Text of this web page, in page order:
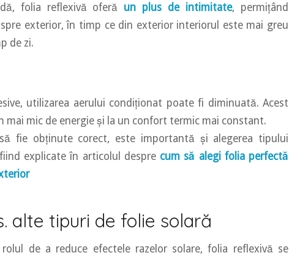
folia reflexivă oferă un plus de intimitate, permițând
exterior, în timp ce din exterior interiorul este mai greu
de zi.
utilizarea aerului condiționat poate fi diminuată. Acest
mai mic de energie și la un confort termic mai constant.
fie obținute corect, este importantă și alegerea tipului
explicate în articolul despre cum să alegi folia perfectă
alte tipuri de folie solară
de a reduce efectele razelor solare, folia reflexivă se